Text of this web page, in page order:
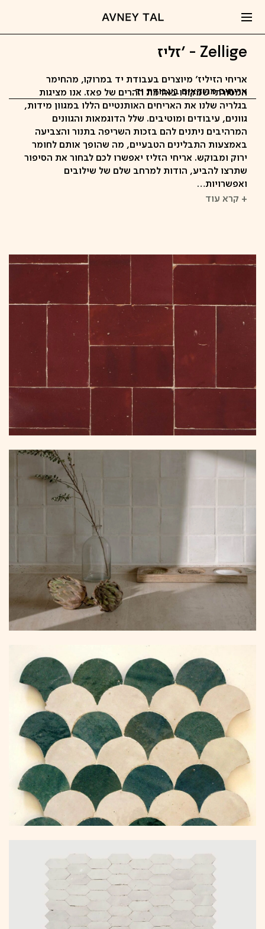
Zellige - 'זליז
אריחים מרוקאים בעבודת יד
אריחי הזיליז' מיוצרים בעבודת יד במרוקו, מהחימר
המסורתי שמקורו באדמת ההרים של פאז. אנו מציגות
בגלריה שלנו את האריחים האותנטיים הללו במגוון מידות,
גוונים, עיבודים ומוטיבים. שלל הדוגמאות והגוונים
המרהיבים ניתנים להם בזכות השריפה בתנור והצביעה
באמצעות התבלינים הטבעיים, מה שהופך אותם לחומר
ירוק ומבוקש. אריחי הזליז יאפשרו לכם לבחור את הסיפור
שתרצו להביע, הודות למרחב שלם של שילובים
ואפשרויות…
+ קרא עוד